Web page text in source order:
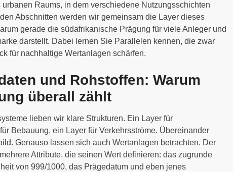
Raums, in dem verschiedene Nutzungsschichten
Abschnitten werden wir gemeinsam die Layer dieses
gerade die südafrikanische Prägung für viele Anleger und
darstellt. Dabei lernen Sie Parallelen kennen, die zwar
für nachhaltige Wertanlagen schärfen.
und Rohstoffen: Warum
überall zählt
lieben wir klare Strukturen. Ein Layer für
Bebauung, ein Layer für Verkehrsströme. Übereinander
Genauso lassen sich auch Wertanlagen betrachten. Der
Attribute, die seinen Wert definieren: das zugrunde
von 999/1000, das Prägedatum und eben jenes